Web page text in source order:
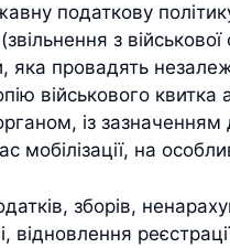
податкову
з
яка провадять
військового квитка
із зазначенням
мобілізації, на
зборів,
відновлення